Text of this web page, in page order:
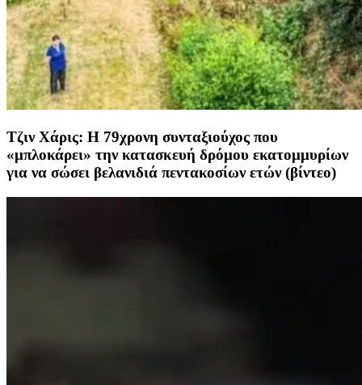
Τζιν Χάρις: Η 79χρονη συνταξιούχος που
«μπλοκάρει» την κατασκευή δρόμου εκατομμυρίων
για να σώσει βελανιδιά πεντακοσίων ετών (βίντεο)